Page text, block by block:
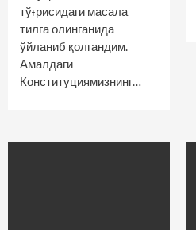
тўғрисидаги масала
тилга олинганида
ўйланиб қолгандим.
Амалдаги
Конституциямизнинг…